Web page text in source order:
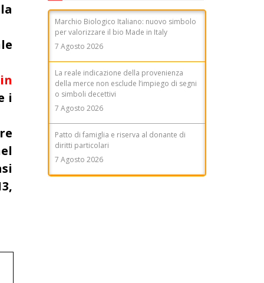
i
Marchio Biologico Italiano: nuovo simbolo
per valorizzare il bio Made in Italy
7 Agosto 2026
La reale indicazione della provenienza
della merce non esclude l’impiego di segni
o simboli decettivi
7 Agosto 2026
Patto di famiglia e riserva al donante di
diritti particolari
7 Agosto 2026